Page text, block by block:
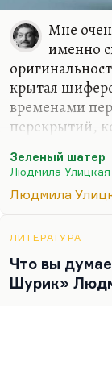
Мне
именно
крытая
временами
перекрытий,
шалаш.
вызывают у
о
сужу, во-
таки эти люди
домах). А во-
смысле, что
Зеленый шатер
Людмила Улицкая
Людмила
ЛИТЕРАТУРА
Что вы
Шурик»